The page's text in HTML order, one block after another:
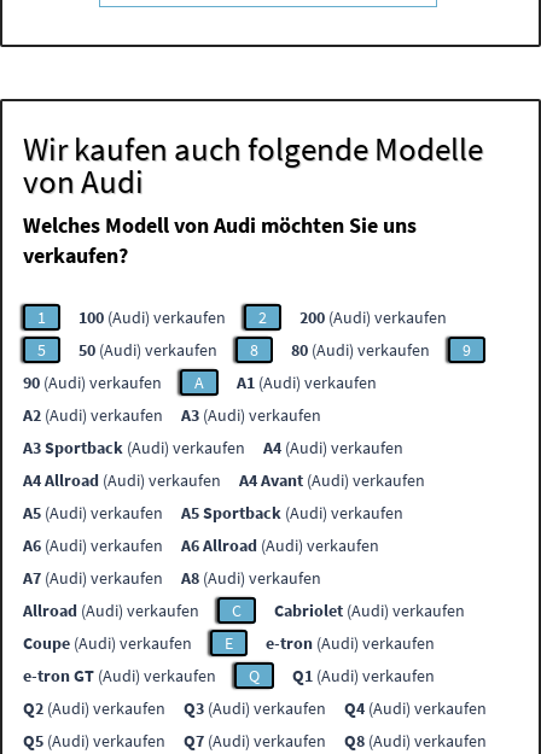
Wir kaufen auch folgende Modelle
von Audi
Welches Modell von Audi möchten Sie uns
verkaufen?
1 100 (Audi) verkaufen 2 200 (Audi) verkaufen
5
50 (Audi) verkaufen 8 80 (Audi) verkaufen
9
90 (Audi) verkaufen A A1 (Audi) verkaufen
A2 (Audi) verkaufen A3 (Audi) verkaufen
A3 Sportback (Audi) verkaufen A4 (Audi) verkaufen
A4 Allroad (Audi) verkaufen A4 Avant (Audi) verkaufen
A5 (Audi) verkaufen A5 Sportback (Audi) verkaufen
A6 (Audi) verkaufen A6 Allroad (Audi) verkaufen
A7 (Audi) verkaufen A8 (Audi) verkaufen
Allroad (Audi) verkaufen C Cabriolet (Audi) verkaufen
Coupe (Audi) verkaufen E e-tron (Audi) verkaufen
e-tron GT (Audi) verkaufen Q Q1 (Audi) verkaufen
Q2 (Audi) verkaufen Q3 (Audi) verkaufen Q4 (Audi) verkaufen
Q5 (Audi) verkaufen Q7 (Audi) verkaufen Q8 (Audi) verkaufen